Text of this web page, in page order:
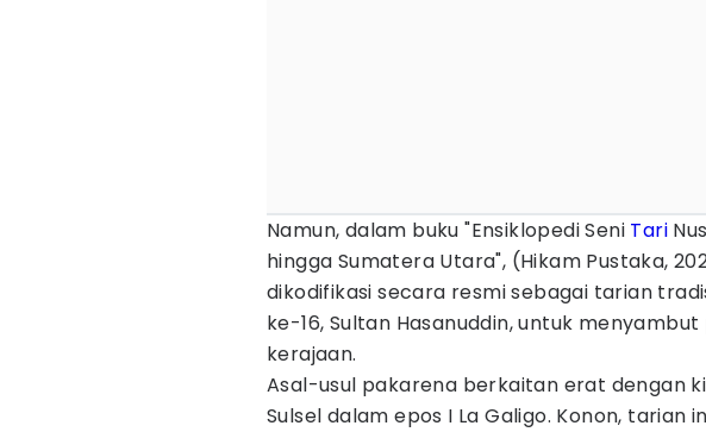
Namun, dalam buku "Ensiklopedi Seni Tari
hingga Sumatera Utara", (Hikam Pustaka,
dikodifikasi secara resmi sebagai tarian
ke-16, Sultan Hasanuddin, untuk
kerajaan.
Asal-usul pakarena berkaitan erat dengan
Sulsel dalam epos I La Galigo. Konon, tarian